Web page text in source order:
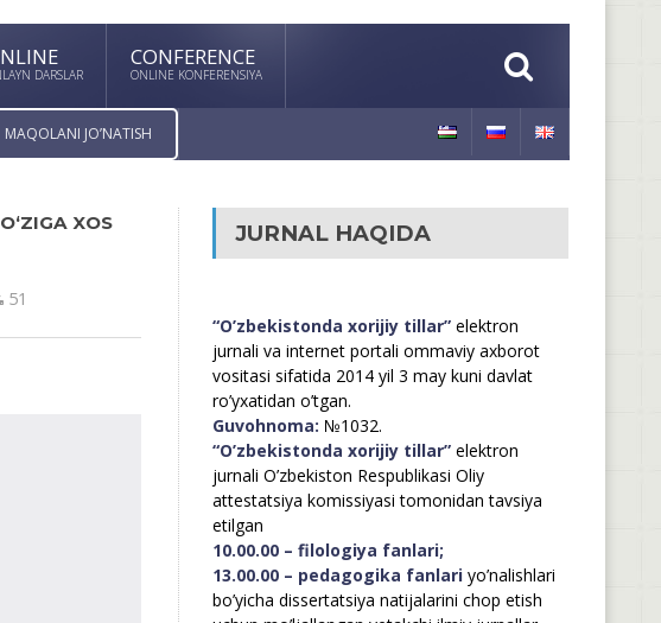
DARSLAR
CONFERENCE
ONLINE KONFERENSIYA
MAQOLANI JO’NATISH
XOS
51
JURNAL HAQIDA
“O’zbekistonda xorijiy tillar”elektron
jurnali va internet portali ommaviy axborot
vositasi sifatida 2014 yil 3 may kuni davlat
ro’yxatidan o’tgan.
Guvohnoma: №1032.
“O’zbekistonda xorijiy tillar”elektron
jurnali O’zbekiston Respublikasi Oliy
attestatsiya komissiyasi tomonidan tavsiya
etilgan
10.00.00 – filologiya fanlari;
13.00.00 – pedagogika fanlariyo’nalishlari
bo’yicha dissertatsiya natijalarini chop etish